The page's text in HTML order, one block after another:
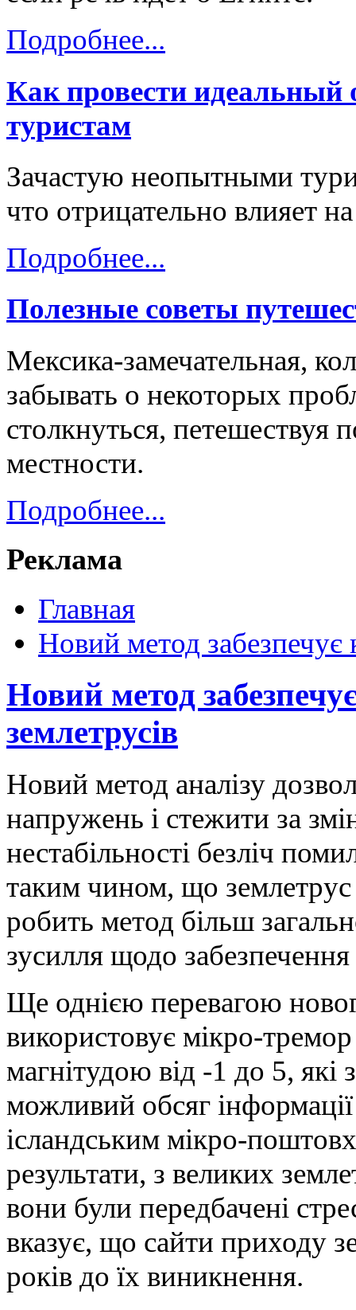
Подробнее...
Как провести
туристам
Зачастую неопытными
что отрицательно влияет
Подробнее...
Полезные советы
Мексика-замечательная,
забывать о некоторых
столкнуться, петешествуя
местности.
Подробнее...
Реклама
Главная
Новий метод
Новий метод
землетрусів
Новий метод аналізу
напружень і стежити за
нестабільності безліч
таким чином, що землетрус
робить метод більш
зусилля щодо
Ще однією перевагою
використовує мікро-
магнітудою від -1 до 5,
можливий обсяг
ісландським мікро-
результати, з великих
вони були передбачені
вказує, що сайти приходу
років до їх виникнення.